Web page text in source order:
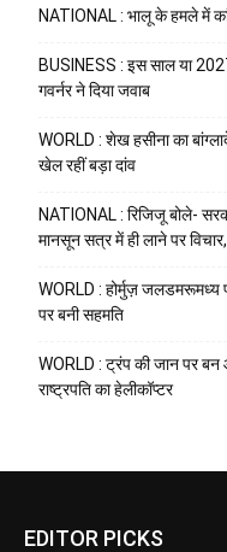
NATIONAL : भालू के हमले में
BUSINESS : इस साल या
गवर्नर ने दिया जवाब
WORLD : शेख हसीना का
खेल रहीं बड़ा दांव
NATIONAL : रिजिजू बोले-
मानसून सत्र में ही लाने पर
WORLD : होर्मुज़ जलडमरूमध्य
पर बनी सहमति
WORLD : ट्रंप की जान पर
राष्ट्रपति का हेलीकॉप्टर
EDITOR PICKS